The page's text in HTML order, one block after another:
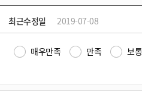
최근수정일 2019-07-08
매우만족 만족 보통